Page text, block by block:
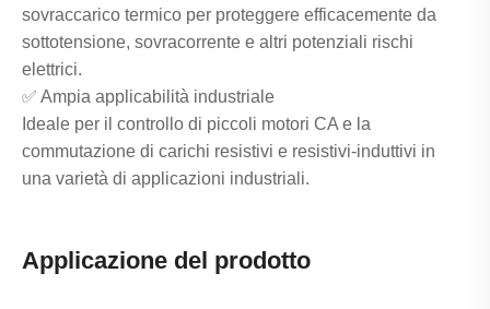
sovraccarico termico per proteggere efficacemente da
sottotensione, sovracorrente e altri potenziali rischi
elettrici.
✅ Ampia applicabilità industriale
Ideale per il controllo di piccoli motori CA e la
commutazione di carichi resistivi e resistivi-induttivi in ​​
una varietà di applicazioni industriali.
Applicazione del prodotto